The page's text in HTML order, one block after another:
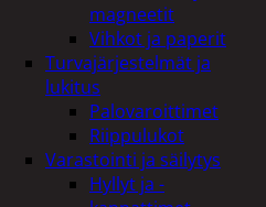
magneetit
Vihkot ja paperit
Turvajärjestelmät ja
lukitus
Palovaroittimet
Riippulukot
Varastointi ja säilytys
Hyllyt ja -